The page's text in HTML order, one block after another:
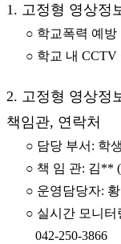
1. 고정형 영상정
○ 학교폭력 예방
○ 학교 내
2. 고정형 영상정
책임관, 연락처
○ 담당 부서: 학
○ 책 임 관: 김** (
○ 운영담당자:
○ 실시간 모니
042-250-3866